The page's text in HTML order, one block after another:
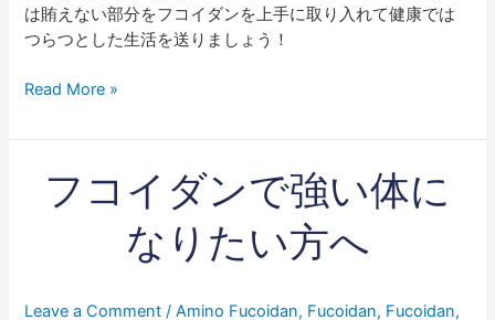
は賄えない部分をフコイダンを上手に取り入れて健康では
つらつとした生活を送りましょう！
Read More »
フコイダンで強い体に
なりたい方へ
Leave a Comment /Amino Fucoidan, Fucoidan, Fucoidan,
で